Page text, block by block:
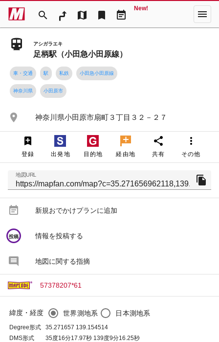
search map bookmark event_note
New! menu
アシガラエキ
足柄駅（小田急小田原線）
車・交通 駅 私鉄 小田急小田原線
神奈川県 小田原市
place 神奈川県小田原市扇町３丁目３２－２７
登録 出発地 目的地 経由地
share
共有
more_vert
その他
地図URL file_copy
event_note 新規おでかけプランに追加
circle
投稿 情報を投稿する
地図に関する指摘
57378207*61
緯度・経度 世界測地系 日本測地系
Degree形式
35.271657 139.154514
DMS形式
35度16分17.97秒 139度9分16.25秒